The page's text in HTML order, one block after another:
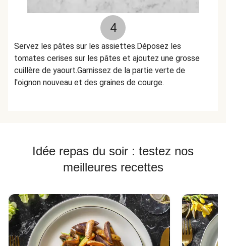
4
Servez les pâtes sur les assiettes.Déposez les
tomates cerises sur les pâtes et ajoutez une grosse
cuillère de yaourt.Garnissez de la partie verte de
l'oignon nouveau et des graines de courge.
Idée repas du soir : testez nos
meilleures recettes